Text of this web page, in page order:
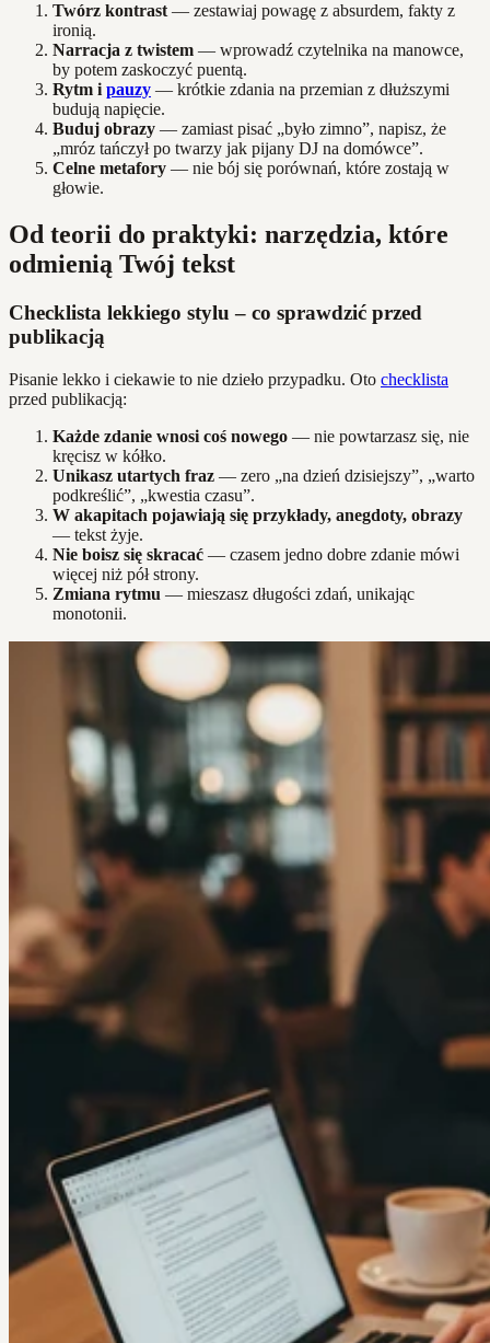
Twórz kontrast — zestawiaj powagę z absurdem, fakty z
ironią.
Narracja z twistem — wprowadź czytelnika na manowce,
by potem zaskoczyć puentą.
Rytm i pauzy — krótkie zdania na przemian z dłuższymi
budują napięcie.
Buduj obrazy — zamiast pisać „było zimno”, napisz, że
„mróz tańczył po twarzy jak pijany DJ na domówce”.
Celne metafory — nie bój się porównań, które zostają w
głowie.
Od teorii do praktyki: narzędzia, które
odmienią Twój tekst
Checklista lekkiego stylu – co sprawdzić przed
publikacją
Pisanie lekko i ciekawie to nie dzieło przypadku. Oto checklista
przed publikacją:
Każde zdanie wnosi coś nowego — nie powtarzasz się, nie
kręcisz w kółko.
Unikasz utartych fraz — zero „na dzień dzisiejszy”, „warto
podkreślić”, „kwestia czasu”.
W akapitach pojawiają się przykłady, anegdoty, obrazy
— tekst żyje.
Nie boisz się skracać — czasem jedno dobre zdanie mówi
więcej niż pół strony.
Zmiana rytmu — mieszasz długości zdań, unikając
monotonii.